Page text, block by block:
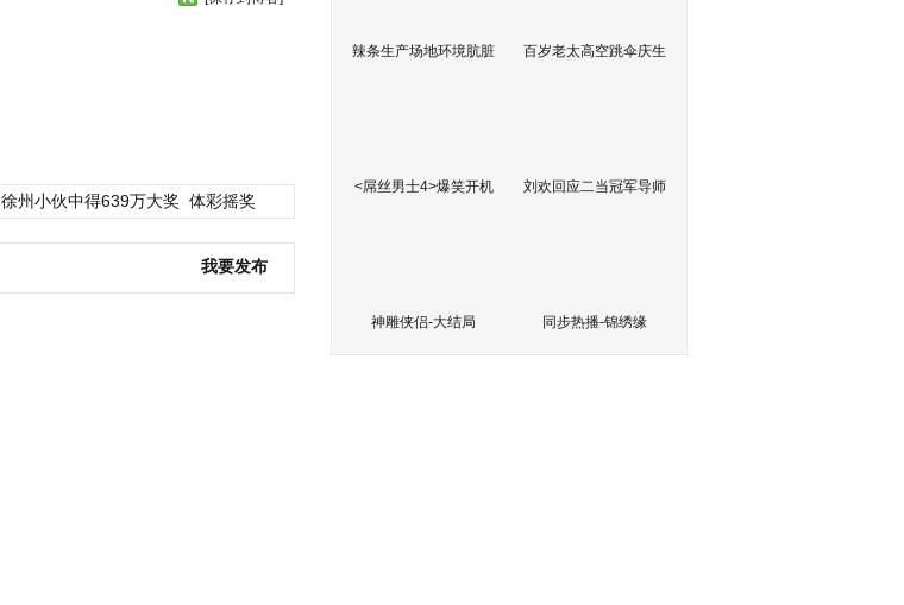
徐州小伙中得639万大奖 体彩摇奖
我要发布
辣条生产场地环境肮脏 百岁老太高空跳伞庆生
<屌丝男士4>爆笑开机 刘欢回应二当冠军导师
神雕侠侣-大结局 同步热播-锦绣缘